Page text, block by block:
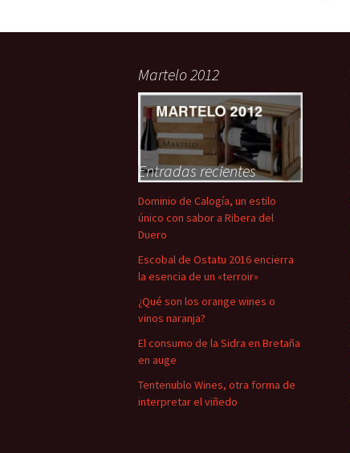
Martelo 2012
Entradas recientes
Dominio de Calogía, un estilo
único con sabor a Ribera del
Duero
Escobal de Ostatu 2016 encierra
la esencia de un «terroir»
¿Qué son los orange wines o
vinos naranja?
El consumo de la Sidra en Bretaña
en auge
Tentenublo Wines, otra forma de
interpretar el viñedo